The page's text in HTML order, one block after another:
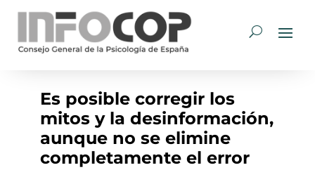
Es posible corregir los
mitos y la desinformación,
aunque no se elimine
completamente el error